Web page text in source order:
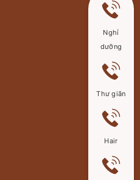
Nghỉ
dưỡng
Thư giãn
Hair